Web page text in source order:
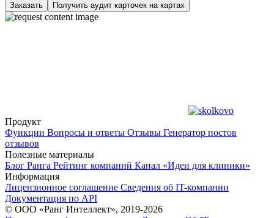
Заказать Получить аудит карточек на картах
Продукт
Функции Вопросы и ответы Отзывы Генератор постов
отзывов
Полезные материалы
Блог Ранга Рейтинг компаний Канал «Идеи для клиники»
Информация
Лицензионное соглашение Сведения об IT-компании
Документация по API
© ООО «Ранг Интеллект», 2019-2026